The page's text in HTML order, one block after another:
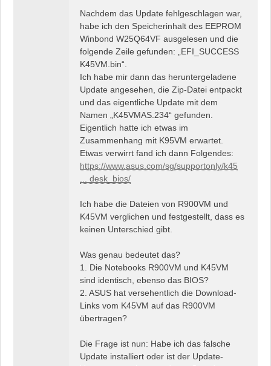
Nachdem das Update fehlgeschlagen war,
habe ich den Speicherinhalt des EEPROM
Winbond W25Q64VF ausgelesen und die
folgende Zeile gefunden: „EFI_SUCCESS
K45VM.bin“.
Ich habe mir dann das heruntergeladene
Update angesehen, die Zip-Datei entpackt
und das eigentliche Update mit dem
Namen „K45VMAS.234“ gefunden.
Eigentlich hatte ich etwas im
Zusammenhang mit K95VM erwartet.
Etwas verwirrt fand ich dann Folgendes:
https://www.asus.com/sg/supportonly/k45
... desk_bios/
Ich habe die Dateien von R900VM und
K45VM verglichen und festgestellt, dass es
keinen Unterschied gibt.
Was genau bedeutet das?
1. Die Notebooks R900VM und K45VM
sind identisch, ebenso das BIOS?
2. ASUS hat versehentlich die Download-
Links vom K45VM auf das R900VM
übertragen?
Die Frage ist nun: Habe ich das falsche
Update installiert oder ist der Update-